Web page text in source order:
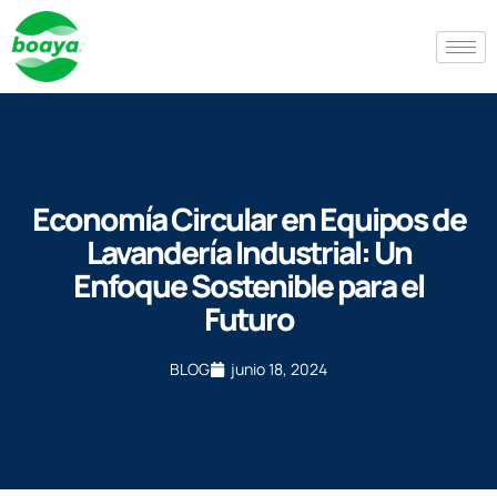
Economía Circular en Equipos de
Lavandería Industrial: Un
Enfoque Sostenible para el
Futuro
BLOG junio 18, 2024